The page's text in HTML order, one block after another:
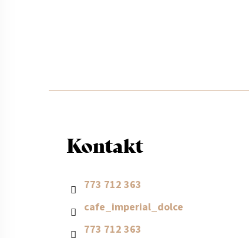
Kontakt
773 712 363
773 712 363
cafe_imperial_dolce